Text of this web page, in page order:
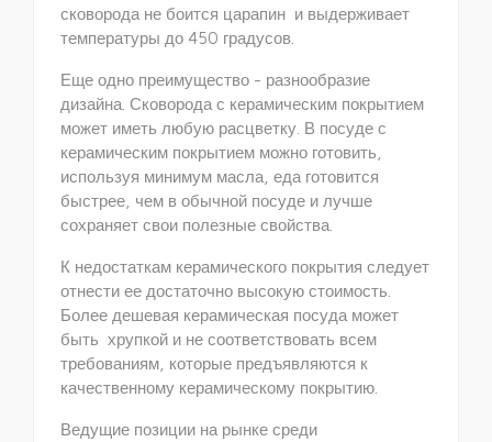
сковорода не боится царапин и выдерживает
температуры до 450 градусов.
Еще одно преимущество - разнообразие
дизайна. Сковорода с керамическим покрытием
может иметь любую расцветку. В посуде с
керамическим покрытием можно готовить,
используя минимум масла, еда готовится
быстрее, чем в обычной посуде и лучше
сохраняет свои полезные свойства.
К недостаткам керамического покрытия следует
отнести ее достаточно высокую стоимость.
Более дешевая керамическая посуда может
быть хрупкой и не соответствовать всем
требованиям, которые предъявляются к
качественному керамическому покрытию.
Ведущие позиции на рынке среди